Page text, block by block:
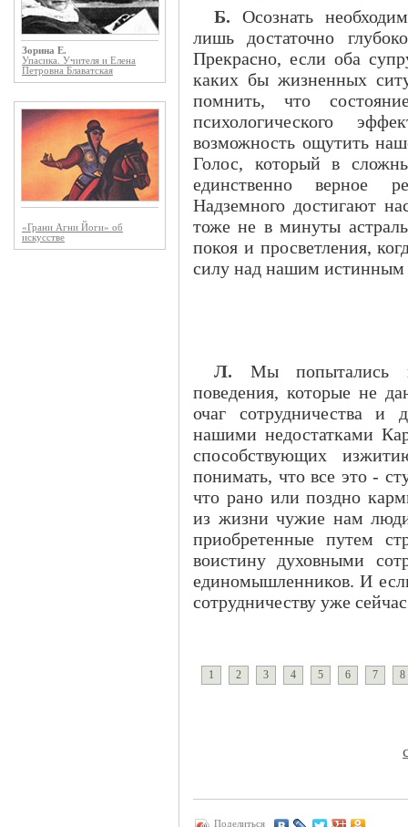
Зорина Е.
Упасика. Учителя и Елена
Петровна Блаватская
«Грани Агни Йоги» об
искусстве
Б. Осознать
лишь достаточно
Прекрасно, если оба
каких бы жизненных
помнить, что
психологического
возможность ощутить
Голос, который в
единственно верное
Надземного достигают
тоже не в минуты
покоя и просветления,
силу над нашим
Л. Мы попытались
поведения, которые не
очаг сотрудничества и
нашими недостатками
способствующих
понимать, что все это -
что рано или поздно
из жизни чужие нам
приобретенные путем
воистину духовными
единомышленников. И
сотрудничеству уже
1 2 3 4 5 6 7 8
Поделиться